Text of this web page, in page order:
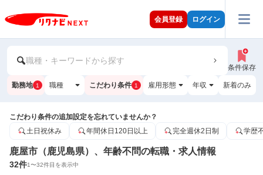
会員登録 ログイン
職種・キーワードから探す
条件保存
勤務地 1 職種 こだわり条件 1 雇用形態 年収 新着のみ
こだわり条件の追加設定を忘れていませんか？
土日祝休み
年間休日120日以上 完全週休2日制 学歴
鹿屋市（鹿児島県）、年齢不問の転職・求人情報
32件1〜32件目を表示中